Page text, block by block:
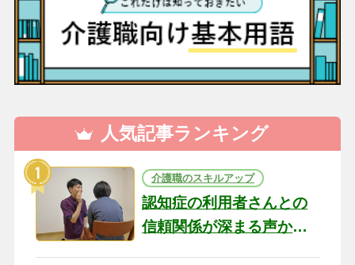
人気記事ランキング
介護職のスキルアップ
認知症の利用者さんとの
信頼関係が深まる声かけ